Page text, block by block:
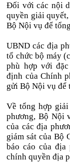
Đối với các nội
quyền giải
Bộ Nội vụ để
UBND các địa
tổ chức bộ máy
phù hợp với
định của Chính
gửi Bộ Nội vụ để
Về tổng hợp
phương, Bộ Nội
của các địa
giám sát của Bộ
báo cáo của địa
chính quyền địa